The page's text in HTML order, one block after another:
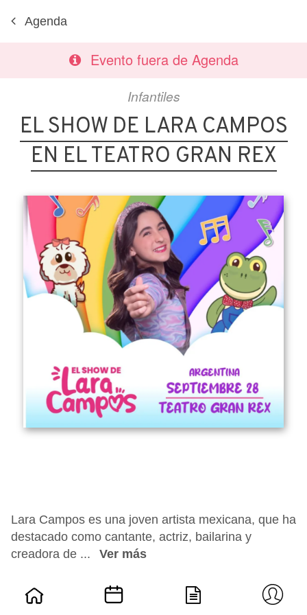
Agenda
Evento fuera de Agenda
Infantiles
EL SHOW DE LARA CAMPOS
EN EL TEATRO GRAN REX
Lara Campos es una joven artista mexicana, que ha
destacado como cantante, actriz, bailarina y
creadora de ...
Ver más